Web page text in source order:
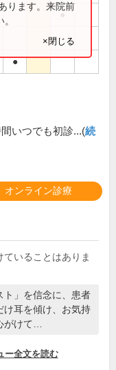
●
●
ります。来院前
×閉じる
いつでも初診...(続
オンライン診療
ていることはありま
ト」を信念に、患者
け耳を傾け、お気持
がけて…
ー全文を読む